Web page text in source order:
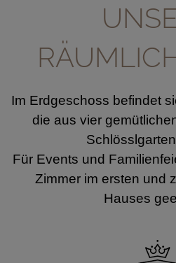
Im Erdgeschoss befindet
die aus vier
Für Events und
Zimmer im ersten und
Hauses